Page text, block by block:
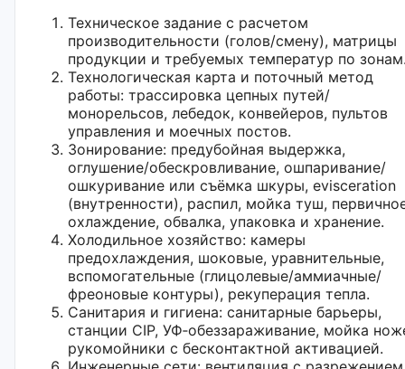
Техническое задание с расчетом
производительности (голов/смену), матрицы
продукции и требуемых температур по
Технологическая карта и поточный метод
работы: трассировка цепных путей/
монорельсов, лебедок, конвейеров, пультов
управления и моечных постов.
Зонирование: предубойная выдержка,
оглушение/обескровливание, ошпаривание/
ошкуривание или съёмка шкуры, еvisceration
(внутренности), распил, мойка туш,
охлаждение, обвалка, упаковка и хранение.
Холодильное хозяйство: камеры
предохлаждения, шоковые, уравнительные,
вспомогательные (глицолевые/аммиачные/
фреоновые контуры), рекуперация тепла.
Санитария и гигиена: санитарные барьеры,
станции CIP, УФ‑обеззараживание, мойка
рукомойники с бесконтактной активацией.